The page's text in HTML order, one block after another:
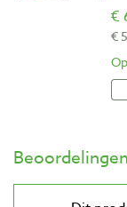
€
€
Beoordelingen